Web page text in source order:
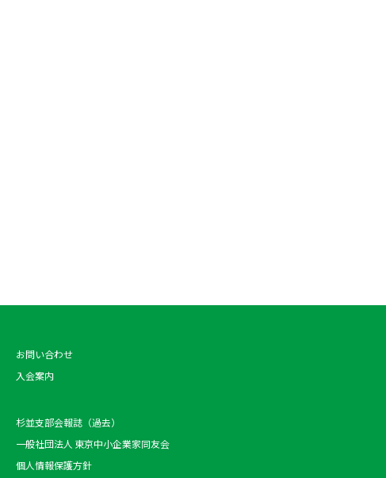
お問い合わせ
入会案内
杉並支部会報誌（過去）
一般社団法人 東京中小企業家同友会
個人情報保護方針